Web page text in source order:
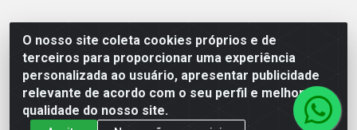
O nosso site coleta cookies próprios e de
terceiros para proporcionar uma experiência
personalizada ao usuário, apresentar publicidade
relevante de acordo com o seu perfil e melhorar a
qualidade do nosso site.
AC Araujo Distribuidora - Rua Carneiro de Campos, 42 -
São Cristóvão, Rio de Janeiro/RJ - CEP 20.920-410 -
CNPJ 08.744.753/0003-85